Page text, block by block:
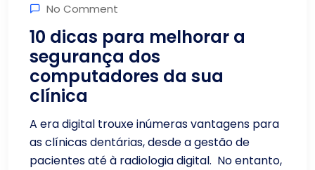
No Comment
10 dicas para melhorar a
segurança dos
computadores da sua
clínica
A era digital trouxe inúmeras vantagens para
as clínicas dentárias, desde a gestão de
pacientes até à radiologia digital. No entanto,